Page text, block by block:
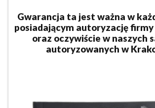
Gwarancja ta jest ważna w
posiadającym autoryzację firmy
oraz oczywiście w naszych
autoryzowanych w